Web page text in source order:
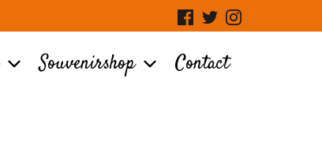
Facebook
TwitterInstagram
Souvenirshop Contact